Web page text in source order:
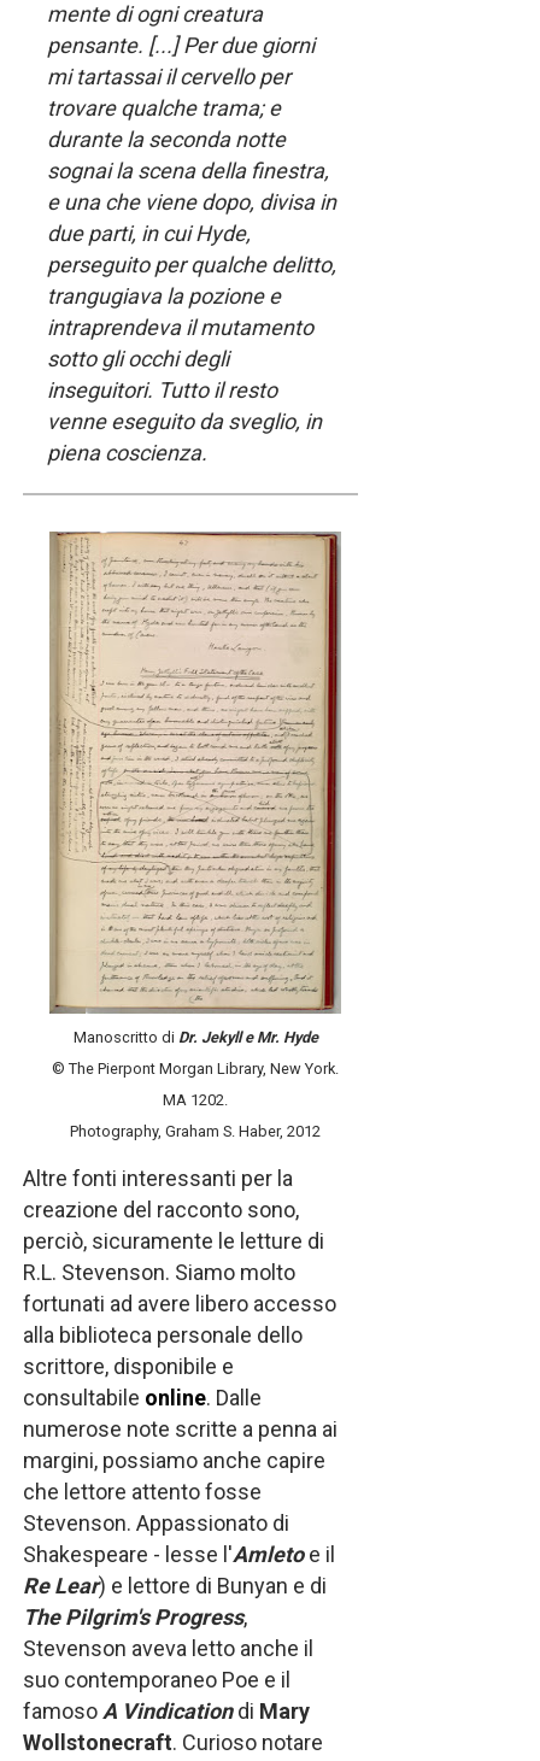
mente di ogni creatura
pensante. [...] Per due giorni
mi tartassai il cervello per
trovare qualche trama; e
durante la seconda notte
sognai la scena della finestra,
e una che viene dopo, divisa in
due parti, in cui Hyde,
perseguito per qualche delitto,
trangugiava la pozione e
intraprendeva il mutamento
sotto gli occhi degli
inseguitori. Tutto il resto
venne eseguito da sveglio, in
piena coscienza.
Manoscritto di Dr. Jekyll e Mr. Hyde
© The Pierpont Morgan Library, New York.
MA 1202.
Photography, Graham S. Haber, 2012
Altre fonti interessanti per la
creazione del racconto sono,
perciò, sicuramente le letture di
R.L. Stevenson. Siamo molto
fortunati ad avere libero accesso
alla biblioteca personale dello
scrittore, disponibile e
consultabile online. Dalle
numerose note scritte a penna ai
margini, possiamo anche capire
che lettore attento fosse
Stevenson. Appassionato di
Shakespeare - lesse l'Amletoe il
Re Lear) e lettore di Bunyan e di
The Pilgrim's Progress,
Stevenson aveva letto anche il
suo contemporaneo Poe e il
famoso A Vindicationdi Mary
Wollstonecraft. Curioso notare